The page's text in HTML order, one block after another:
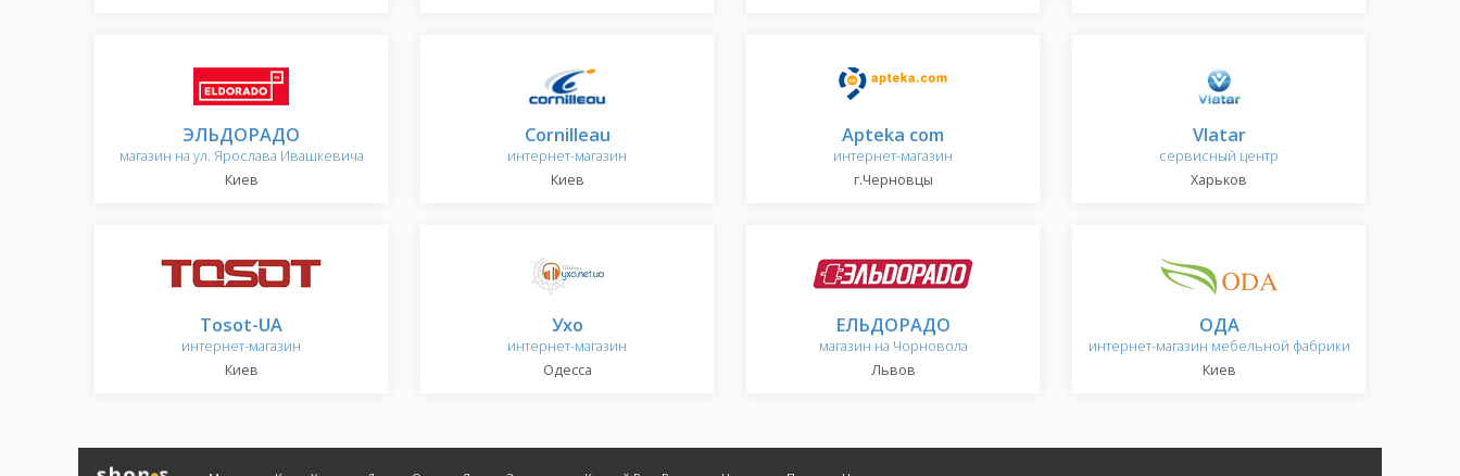
ЭЛЬДОРАДО
магазин на ул. Ярослава Ивашкевича
Киев
Cornilleau
интернет-магазин
Киев
Apteka com
интернет-магазин
г.Черновцы
Vlatar
сервисный центр
Харьков
Tosot-UA
интернет-магазин
Киев
Ухо
интернет-магазин
Одесса
ЕЛЬДОРАДО
магазин на Чорновола
Львов
ОДА
интернет-магазин мебельной фабрики
Киев